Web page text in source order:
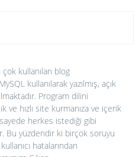
kullanılan blog
kullanılarak yazılmış, açık
Program dilini
ve hızlı site kurmanıza ve içerik
herkes istediği gibi
Bu yüzdendir ki birçok soruyu
hatalarından